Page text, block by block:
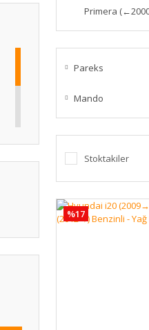
Primera
Pareks
Mando
Stoktakiler
%17